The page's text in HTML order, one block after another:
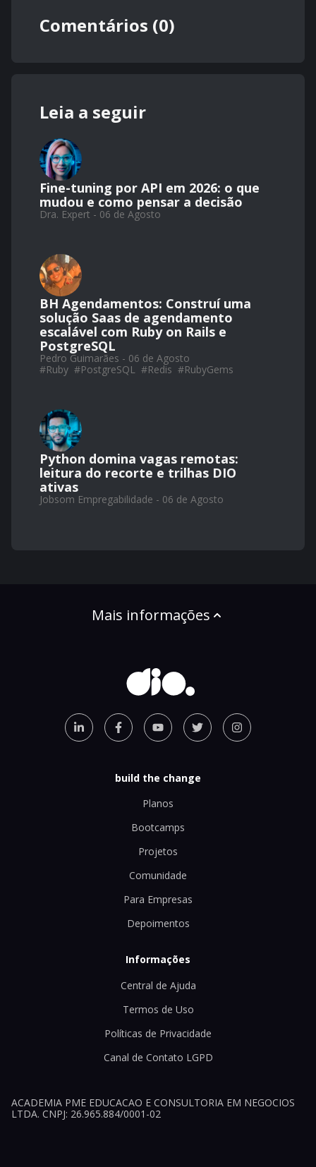
Comentários (0)
Leia a seguir
Fine-tuning por API em 2026: o que
mudou e como pensar a decisão
Dra. Expert - 06 de Agosto
BH Agendamentos: Construí uma
solução Saas de agendamento
escalável com Ruby on Rails e
PostgreSQL
Pedro Guimarães - 06 de Agosto
#Ruby #PostgreSQL #Redis #RubyGems
Python domina vagas remotas:
leitura do recorte e trilhas DIO
ativas
Jobsom Empregabilidade - 06 de Agosto
Mais informações
build the change
Planos
Bootcamps
Projetos
Comunidade
Para Empresas
Depoimentos
Informações
Central de Ajuda
Termos de Uso
Políticas de Privacidade
Canal de Contato LGPD
ACADEMIA PME EDUCACAO E CONSULTORIA EM NEGOCIOS
LTDA. CNPJ: 26.965.884/0001-02